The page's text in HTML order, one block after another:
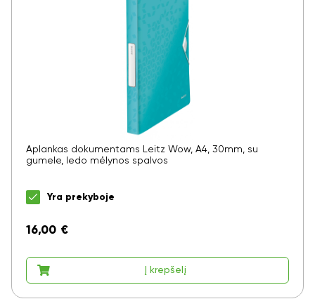
Aplankas dokumentams Leitz Wow, A4, 30mm, su
gumele, ledo mėlynos spalvos
Yra prekyboje
16,00 €
Į krepšelį